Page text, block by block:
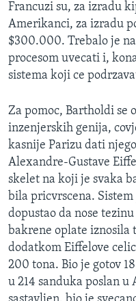
Francuzi su, za izradu
Amerikanci, za izradu
$300.000. Trebalo je
procesom uvecati i,
sistema koji ce
Za pomoc, Bartholdi se
inzenjerskih genija,
kasnije Parizu dati
Alexandre-Gustave
skelet na koji je svaka
bila pricvrscena.
dopustao da nose
bakrene oplate iznosila
dodatkom Eiffelove
200 tona. Bio je gotov
u 214 sanduka poslan